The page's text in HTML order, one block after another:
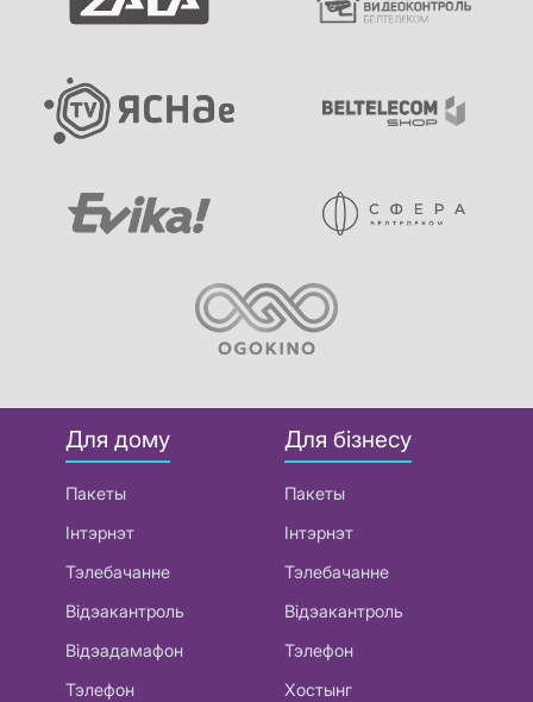
Для дому
Пакеты
Інтэрнэт
Тэлебачанне
Відэакантроль
Відэадамафон
Тэлефон
Для бізнесу
Пакеты
Інтэрнэт
Тэлебачанне
Відэакантроль
Тэлефон
Хостынг